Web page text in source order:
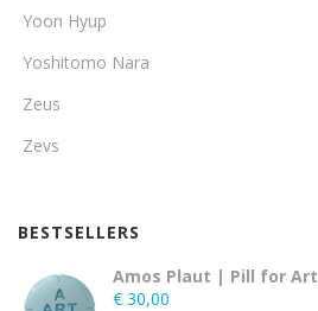
Yoon Hyup
Yoshitomo Nara
Zeus
Zevs
BESTSELLERS
Amos Plaut | Pill for Art
€ 30,00